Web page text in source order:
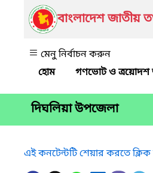
বাংলাদেশ জাতীয়
মেনু নির্বাচন করুন
গণভোট ও ত্রয়োদশ
দিঘলিয়া উপজেলা
এই কনটেন্টটি শেয়ার করতে